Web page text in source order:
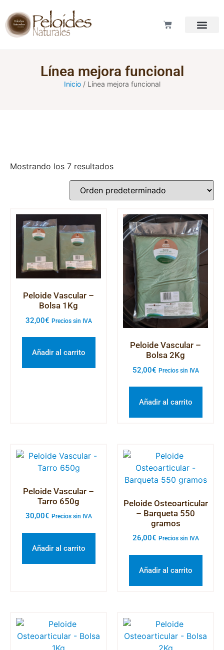
Línea mejora funcional
Inicio/ Línea mejora funcional
Mostrando los 7 resultados
Peloide Vascular –
Bolsa 1Kg
32,00€ Precios sin IVA
Añadir al carrito
Peloide Vascular –
Bolsa 2Kg
52,00€ Precios sin IVA
Añadir al carrito
Peloide Vascular –
Tarro 650g
30,00€ Precios sin IVA
Añadir al carrito
Peloide Osteoarticular
– Barqueta 550
gramos
26,00€ Precios sin IVA
Añadir al carrito